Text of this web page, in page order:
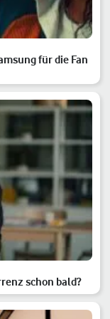
für die Fan
schon bald?